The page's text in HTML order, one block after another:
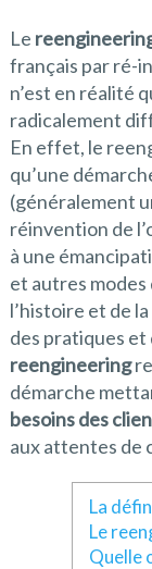
Le
français par ré-
n’est en réalité
radicalement
En effet, le
qu’une
(généralement
réinvention de
à une
et autres
l’histoire et de
des pratiques
reengineering
démarche
besoins des
aux attentes de
La
Le
Quelle